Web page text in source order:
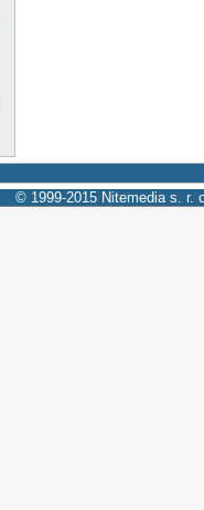
© 1999-2015 Nitemedia s. r.